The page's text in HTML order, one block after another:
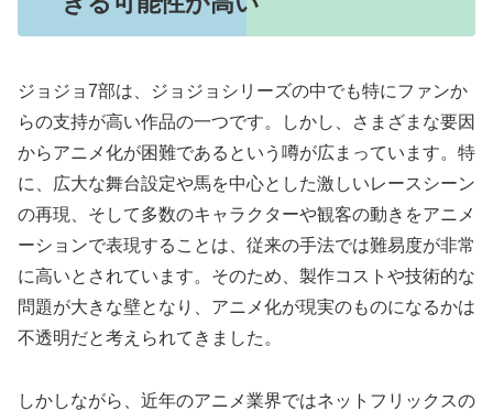
ジョジョ7部は、ジョジョシリーズの中でも特にファンか
らの支持が高い作品の一つです。しかし、さまざまな要因
からアニメ化が困難であるという噂が広まっています。特
に、広大な舞台設定や馬を中心とした激しいレースシーン
の再現、そして多数のキャラクターや観客の動きをアニメ
ーションで表現することは、従来の手法では難易度が非常
に高いとされています。そのため、製作コストや技術的な
問題が大きな壁となり、アニメ化が現実のものになるかは
不透明だと考えられてきました。
しかしながら、近年のアニメ業界ではネットフリックスの